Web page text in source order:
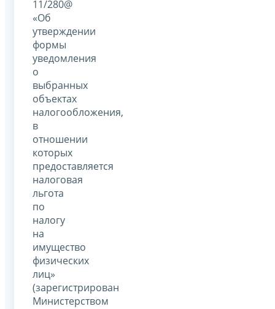
11/280@
«Об
утверждении
формы
уведомления
о
выбранных
объектах
налогообложения,
в
отношении
которых
предоставляется
налоговая
льгота
по
налогу
на
имущество
физических
лиц»
(зарегистрирован
Министерством